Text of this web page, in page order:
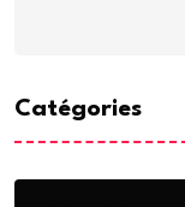
Catégories